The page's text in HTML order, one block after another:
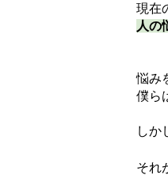
現在
人の
悩み
僕ら
しか
それ